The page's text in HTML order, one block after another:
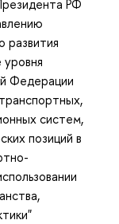
РФ
развития
Федерации
систем,
позиций в